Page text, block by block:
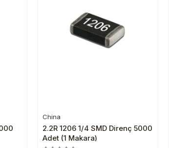
Sepete Ekle
China
2.2R 1206 1/4 SMD Direnç 5000
Adet (1 Makara)